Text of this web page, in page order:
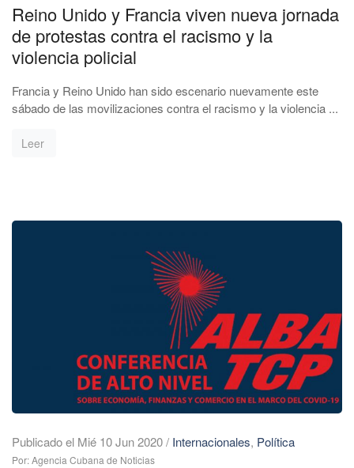
Reino Unido y Francia viven nueva jornada
de protestas contra el racismo y la
violencia policial
Francia y Reino Unido han sido escenario nuevamente este
sábado de las movilizaciones contra el racismo y la violencia ...
Leer
Publicado el Mié 10 Jun 2020/ Internacionales, Política
Por: Agencia Cubana de Noticias